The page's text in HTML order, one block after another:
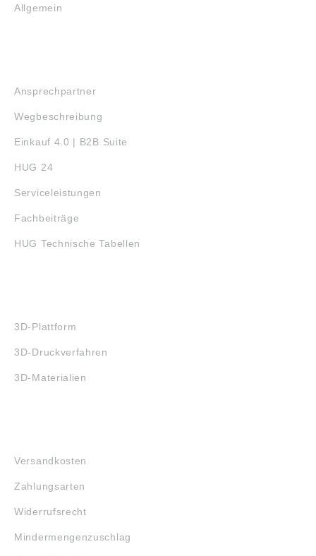
Allgemein
Ansprechpartner
Wegbeschreibung
Einkauf 4.0 | B2B Suite
HUG 24
Serviceleistungen
Fachbeiträge
HUG Technische Tabellen
3D-Plattform
3D-Druckverfahren
3D-Materialien
Versandkosten
Zahlungsarten
Widerrufsrecht
Mindermengenzuschlag